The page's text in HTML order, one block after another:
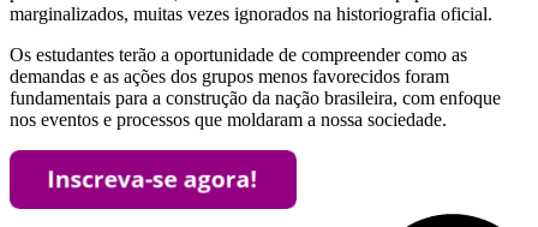
marginalizados, muitas vezes ignorados na historiografia oficial.
Os estudantes terão a oportunidade de compreender como as
demandas e as ações dos grupos menos favorecidos foram
fundamentais para a construção da nação brasileira, com enfoque
nos eventos e processos que moldaram a nossa sociedade.